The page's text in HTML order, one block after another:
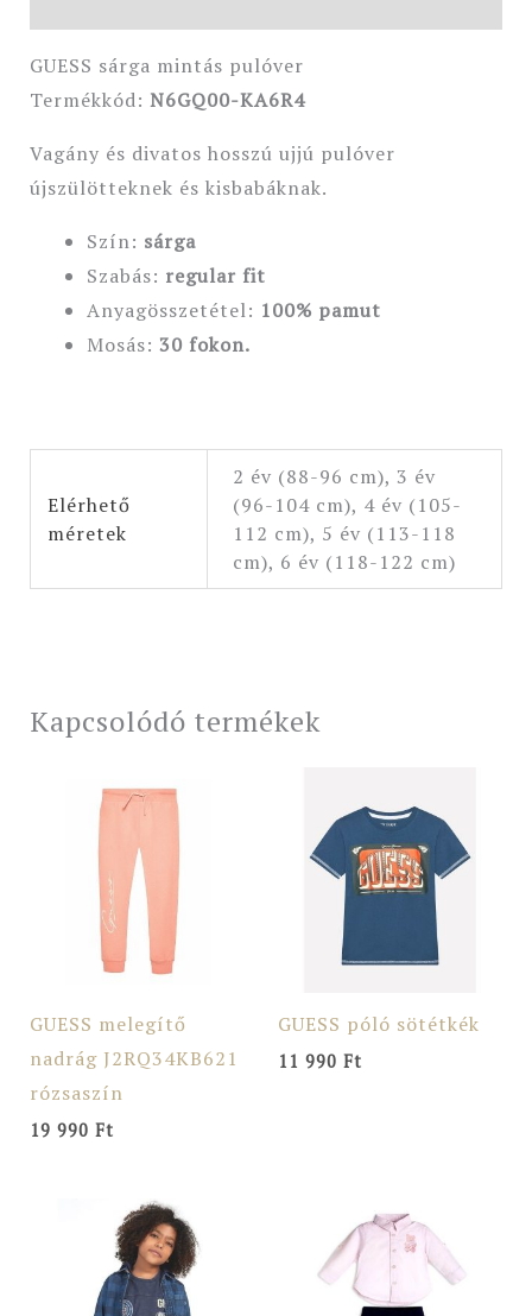
GUESS sárga mintás pulóver
Termékkód: N6GQ00-KA6R4
Vagány és divatos hosszú ujjú pulóver
újszülötteknek és kisbabáknak.
Szín: sárga
Szabás: regular fit
Anyagösszetétel: 100% pamut
Mosás: 30 fokon.
Elérhető
méretek
2 év (88-96 cm), 3 év
(96-104 cm), 4 év (105-
112 cm), 5 év (113-118
cm), 6 év (118-122 cm)
Kapcsolódó termékek
GUESS melegítő
nadrág J2RQ34KB621
rózsaszín
19 990 Ft
GUESS póló sötétkék
11 990 Ft